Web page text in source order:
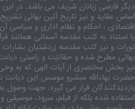
دیگر فارسی زبانان شریف می باشد. در
اساس عقاید و نیز تاریخ آئین بهائی
اقتصادی ، احکام و نظام اداری و
با استناد به کتب مقدسه آسمانی همانند
تورات و نیز کتب مقدسه زردشتیان
بهائی مطرح شده و حقانیّت و راستی
نیز بخش مختصری از آیات الهی که به
حضرت بهاءالله مبشرو موسس این دیانت
بازدیدکنندگان قرار می گیرد. جهت وصول
استفاده شده بلکه از فیلم، سرود،